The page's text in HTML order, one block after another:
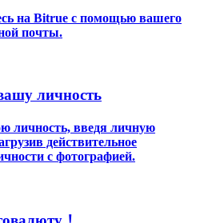
на Bitrue с помощью вашего
почты.
личность
личность, введя личную
действительное
с фотографией.